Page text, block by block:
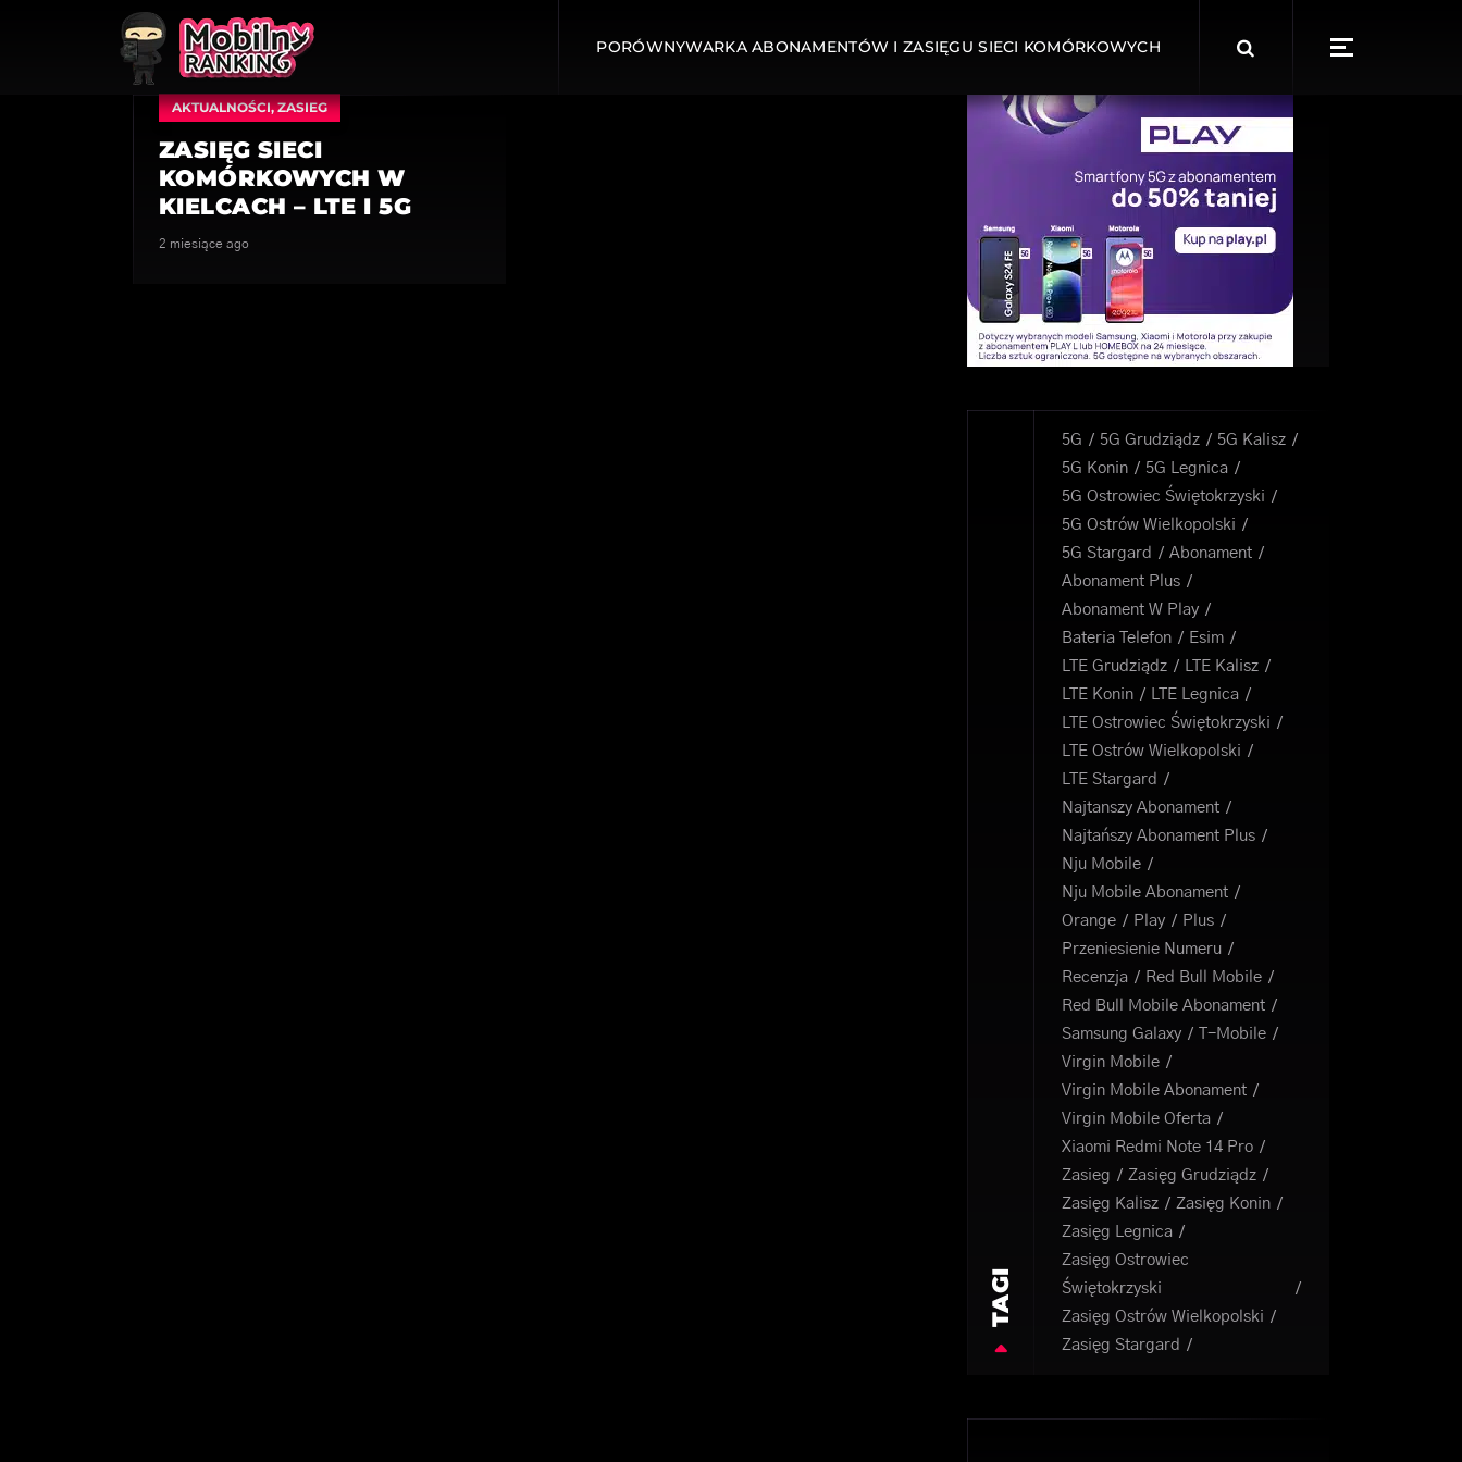
PORÓWNYWARKA ABONAMENTÓW I ZASIĘGU SIECI KOMÓRKOWYCH
for:
AKTUALNOŚCI,ZASIEG
ZASIĘG SIECI
KOMÓRKOWYCH W
KIELCACH – LTE I 5G
2 miesiące ago
TAGI
5G 5G Grudziądz
5G Kalisz
5G Konin
5G Legnica
5G Ostrowiec Świętokrzyski
5G Ostrów Wielkopolski
5G Stargard
Abonament
Abonament Plus
Abonament W Play
Bateria Telefon
Esim
LTE Grudziądz
LTE Kalisz
LTE Konin
LTE Legnica
LTE Ostrowiec Świętokrzyski
LTE Ostrów Wielkopolski
LTE Stargard
Najtanszy Abonament
Najtańszy Abonament Plus
Nju Mobile
Nju Mobile Abonament
Orange
Play
Plus
Przeniesienie Numeru
Recenzja
Red Bull Mobile
Red Bull Mobile Abonament
Samsung Galaxy
T-Mobile
Virgin Mobile
Virgin Mobile Abonament
Virgin Mobile Oferta
Xiaomi Redmi Note 14 Pro
Zasieg
Zasięg Grudziądz
Zasięg Kalisz
Zasięg Konin
Zasięg Legnica
Zasięg Ostrowiec
Świętokrzyski
Zasięg Ostrów Wielkopolski
Zasięg Stargard